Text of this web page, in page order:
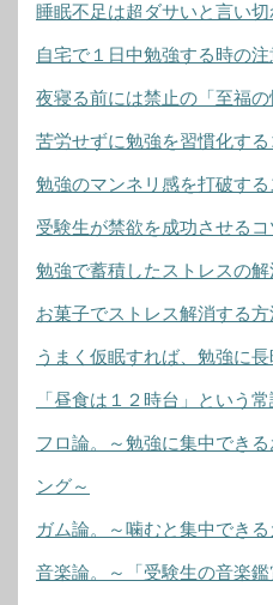
睡眠不足は超ダサいと言い
自宅で１日中勉強する時の注
夜寝る前には禁止の「至福の
苦労せずに勉強を習慣化する
勉強のマンネリ感を打破す
受験生が禁欲を成功させるコ
勉強で蓄積したストレスの
お菓子でストレス解消する方
うまく仮眠すれば、勉強に
「昼食は１２時台」という
フロ論。～勉強に集中でき
ング～
ガム論。～噛むと集中でき
音楽論。～「受験生の音楽